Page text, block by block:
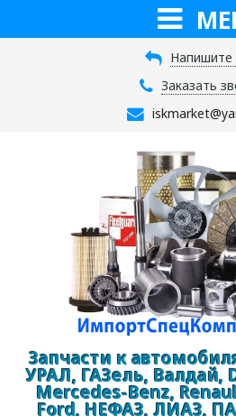
Напишите
Заказать
Запчасти к
УРАЛ, ГАЗель, Валдай,
Mercedes-Benz,
Ford, НЕФАЗ, ЛИАЗ,